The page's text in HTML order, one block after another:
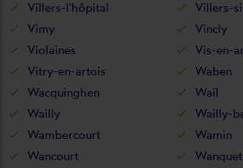
Villers-l'hôpital
Villers-
Vimy
Vincly
Violaines
Vis-en-
Vitry-en-artois
Waben
Wacquinghen
Wail
Wailly
Wailly-
Wambercourt
Wamin
Wancourt